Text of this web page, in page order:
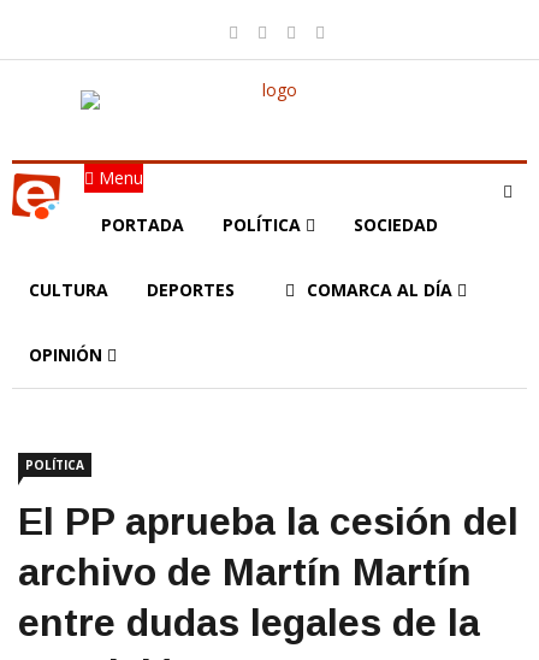
Menu
PORTADA POLÍTICA SOCIEDAD
CULTURA DEPORTES COMARCA AL DÍA
OPINIÓN
POLÍTICA
El PP aprueba la cesión del
archivo de Martín Martín
entre dudas legales de la